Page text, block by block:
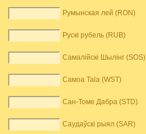
Румынская лей (RON)
Рускі рубель (RUB)
Самалійскі Шылінг (SOS)
Самоа Tala (WST)
Сан-Томе Дабра (STD)
Саудаўскі рыял (SAR)